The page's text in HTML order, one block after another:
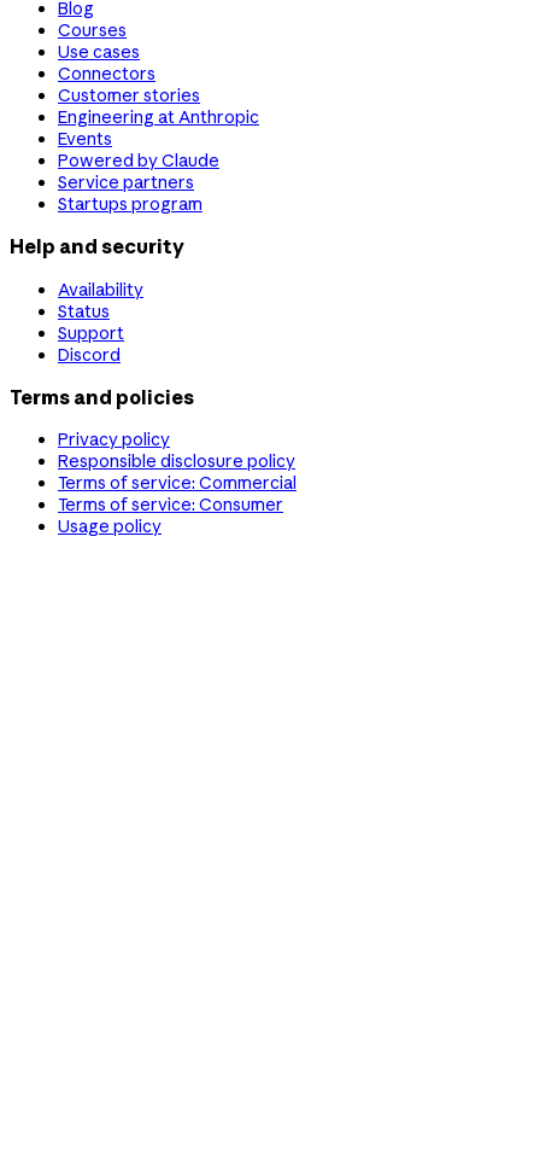
Blog
Courses
Use cases
Connectors
Customer stories
Engineering at Anthropic
Events
Powered by Claude
Service partners
Startups program
Help and security
Availability
Status
Support
Discord
Terms and policies
Privacy policy
Responsible disclosure policy
Terms of service: Commercial
Terms of service: Consumer
Usage policy